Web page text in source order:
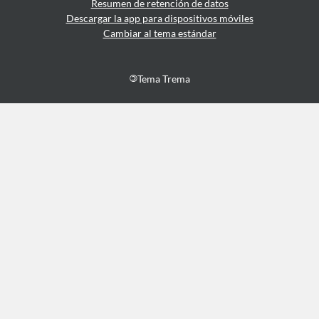
Resumen de retención de datos
Descargar la app para dispositivos móviles
Cambiar al tema estándar
©Tema Trema